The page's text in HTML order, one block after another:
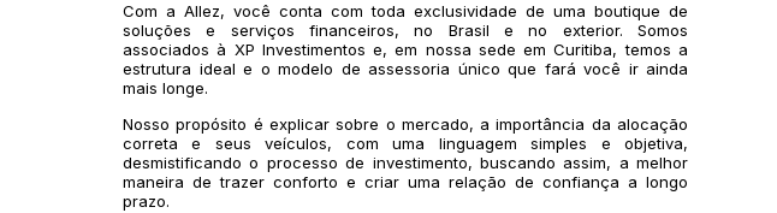
Com a Allez, você conta com toda exclusividade de uma boutique de
soluções e serviços financeiros, no Brasil e no exterior. Somos
associados à XP Investimentos e, em nossa sede em Curitiba, temos a
estrutura ideal e o modelo de assessoria único que fará você ir ainda
mais longe.
Nosso propósito é explicar sobre o mercado, a importância da alocação
correta e seus veículos, com uma linguagem simples e objetiva,
desmistificando o processo de investimento, buscando assim, a melhor
maneira de trazer conforto e criar uma relação de confiança a longo
prazo.